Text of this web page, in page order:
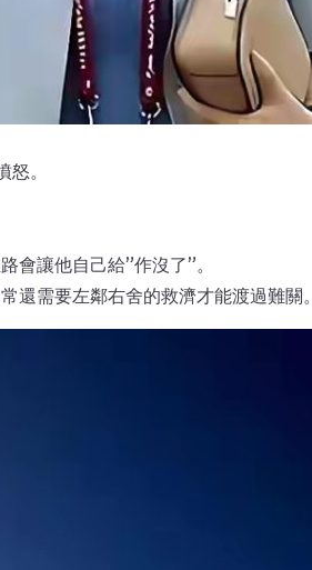
。
會讓他自己給”作沒了”。
還需要左鄰右舍的救濟才能渡過難關。